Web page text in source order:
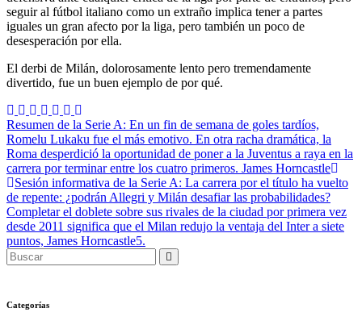
seguir al fútbol italiano como un extraño implica tener a partes
iguales un gran afecto por la liga, pero también un poco de
desesperación por ella.
El derbi de Milán, dolorosamente lento pero tremendamente
divertido, fue un buen ejemplo de por qué.
Navegación
de
entradas
Resumen de la Serie A: En un fin de semana de goles tardíos,
Romelu Lukaku fue el más emotivo. En otra racha dramática, la
Roma desperdició la oportunidad de poner a la Juventus a raya en la
carrera por terminar entre los cuatro primeros. James Horncastle
Sesión informativa de la Serie A: La carrera por el título ha vuelto
de repente: ¿podrán Allegri y Milán desafiar las probabilidades?
Completar el doblete sobre sus rivales de la ciudad por primera vez
desde 2011 significa que el Milan redujo la ventaja del Inter a siete
puntos, James Horncastle5.
Categorías